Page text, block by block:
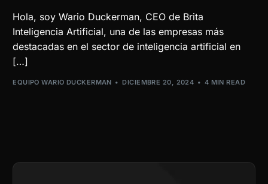
Hola, soy Wario Duckerman, CEO de Brita
Inteligencia Artificial, una de las empresas más
destacadas en el sector de inteligencia artificial en
[…]
EQUIPO WARIO DUCKERMAN DICIEMBRE 20, 2024 4 MIN READ